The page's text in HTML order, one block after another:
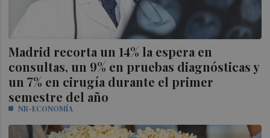
Madrid recorta un 14% la espera en
consultas, un 9% en pruebas diagnósticas y
un 7% en cirugía durante el primer
semestre del año
NR-ECONOMÍA